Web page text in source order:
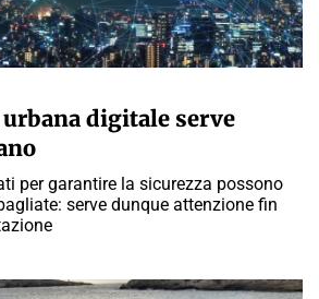
digitale serve
per garantire la sicurezza possono
serve dunque attenzione fin